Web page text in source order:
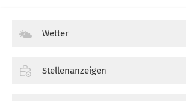
Wetter
Stellenanzeigen